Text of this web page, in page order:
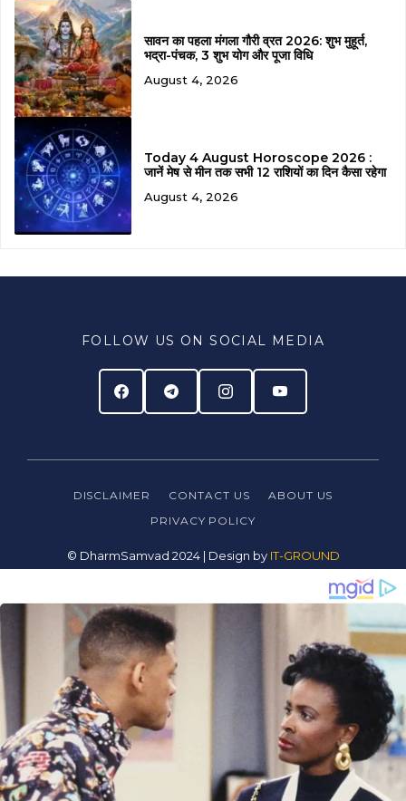
सावन का पहला मंगला गौरी व्रत 2026: शुभ मुहूर्त,
भद्रा-पंचक, 3 शुभ योग और पूजा विधि
August 4, 2026
Today 4 August Horoscope 2026 :
जानें मेष से मीन तक सभी 12 राशियों का दिन कैसा रहेगा
August 4, 2026
FOLLOW US ON SOCIAL MEDIA
DISCLAIMER CONTACT US
ABOUT US
PRIVACY POLICY
© DharmSamvad 2024 | Design byIT-GROUND